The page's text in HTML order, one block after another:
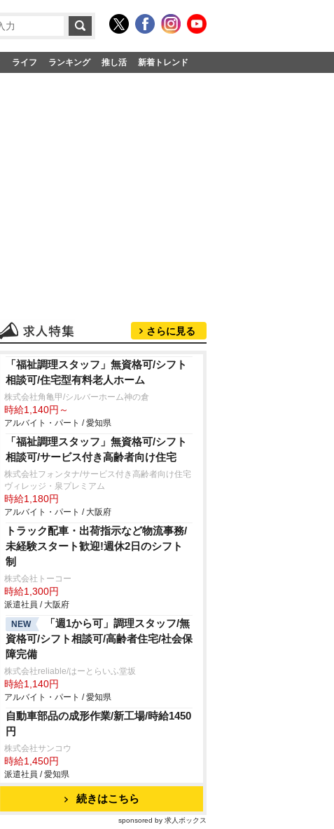
ライフ ランキング 推し活 新着トレンド
さらに見る
「福祉調理スタッフ」無資格可/シフト
相談可/住宅型有料老人ホーム
株式会社角亀甲/シルバーホーム神の倉
時給1,140円～
アルバイト・パート / 愛知県
「福祉調理スタッフ」無資格可/シフト
相談可/サービス付き高齢者向け住宅
株式会社フォンタナ/サービス付き高齢者向け住宅
ヴィレッジ・泉プレミアム
時給1,180円
アルバイト・パート / 大阪府
トラック配車・出荷指示など物流事務/
未経験スタート歓迎!週休2日のシフト
制
株式会社トーコー
時給1,300円
派遣社員 / 大阪府
NEW
「週1から可」調理スタッフ/無
資格可/シフト相談可/高齢者住宅/社会保
障完備
株式会社reliable/はーとらいふ堂坂
時給1,140円
アルバイト・パート / 愛知県
自動車部品の成形作業/新工場/時給1450
円
株式会社サンコウ
時給1,450円
派遣社員 / 愛知県
続きはこちら
sponsored by 求人ボックス